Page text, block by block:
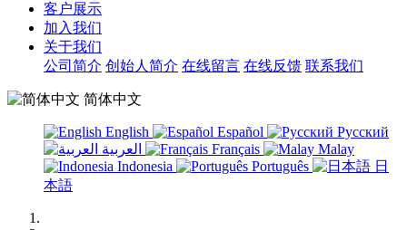
客户展示
加入我们
关于我们
公司简介 创始人简介 在线留言 在线反馈 联系我们
简体中文
English Español
Русский
Français
Malay
Indonesia
Português
日
本語